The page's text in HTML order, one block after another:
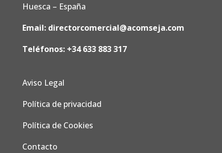
Huesca – España
Email: directorcomercial@acomseja.com
Teléfonos: +34 633 883 317
Aviso Legal
Política de privacidad
Política de Cookies
Contacto